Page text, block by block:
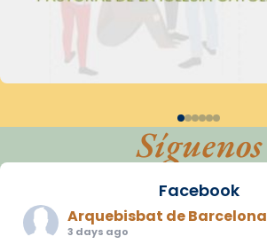
Síguenos
Facebook
Arquebisbat de Barcelona
3 days ago